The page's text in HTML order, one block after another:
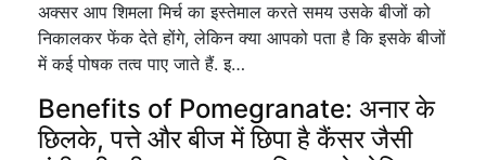
अक्सर आप शिमला मिर्च का इस्तेमाल करते समय उसके बीजों को
निकालकर फेंक देते होंगे, लेकिन क्या आपको पता है कि इसके बीजों
में कई पोषक तत्व पाए जाते हैं. इ…
Benefits of Pomegranate: अनार के
छिलके, पत्ते और बीज में छिपा है कैंसर जैसी